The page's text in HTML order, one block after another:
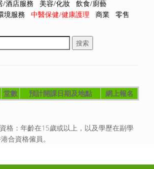
/酒店服務 美容/化妝
飲食/廚藝
境服務
中醫保健/健康護理 商業
零售
堂數 預計開課日期及地點 網上報名
格：年齡在15歲或以上，以及學歷在副學
合資格僱員。